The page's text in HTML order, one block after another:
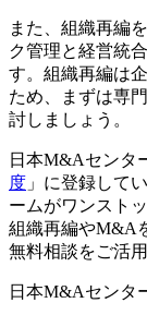
また、組織再編
ク管理と経営統
す。組織再編は
ため、まずは専
討しましょう。
日本M&Aセンタ
度 」に登録して
ームがワンスト
組織再編やM&A
無料相談をご活
日本M&Aセンタ